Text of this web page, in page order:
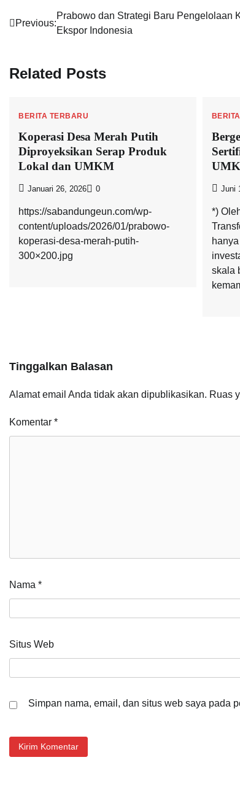
Navigasi
Previous:
Prabowo dan Strategi Baru Pengelolaan
Ekspor Indonesia
Related Posts
BERITA TERBARU
Koperasi Desa Merah Putih
Diproyeksikan Serap Produk
Lokal dan UMKM
Januari 26, 2026 0
https://sabandungeun.com/wp-
content/uploads/2026/01/prabowo-
koperasi-desa-merah-putih-
300×200.jpg
Juni
*)
skala
Tinggalkan Balasan
Alamat email Anda tidak akan dipublikasikan. Ruas
Komentar *
Nama *
Situs Web
Simpan nama, email, dan situs web saya pada